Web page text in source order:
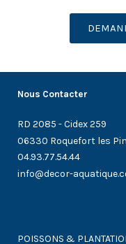
Nous Contacter
RD 2085 - Cidex 259
06330 Roquefort les
04.93.77.54.44
info@decor-
POISSONS &